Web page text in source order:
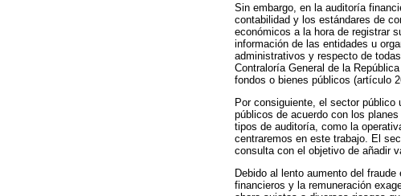
Sin embargo, en la auditoría
contabilidad y los estándares de
económicos a la hora de registrar
información de las entidades u
administrativos y respecto de
Contraloría General de la
fondos o bienes públicos (artículo
Por consiguiente, el sector
públicos de acuerdo con los
tipos de auditoría, como la
centraremos en este trabajo. El
consulta con el objetivo de añadir
Debido al lento aumento del
financieros y la remuneración